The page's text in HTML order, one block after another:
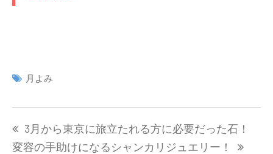
月よみ
稿
ナ
3月から東京に旅立たれる方に必要だった石！
変容の手助けになるシャンカリジュエリー！